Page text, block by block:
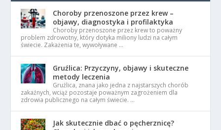
Choroby przenoszone przez krew –
objawy, diagnostyka i profilaktyka
Choroby przenoszone przez krew to poważny
problem zdrowotny, który dotyka miliony ludzi na całym
świecie. Zakażenia te, wywoływane …
Gruźlica: Przyczyny, objawy i skuteczne
metody leczenia
Gruźlica, znana jako jedna z najstarszych chorób
zakaźnych, wciąż pozostaje poważnym zagrożeniem dla
zdrowia publicznego na całym świecie. …
Jak skutecznie dbać o pęcherznicę?